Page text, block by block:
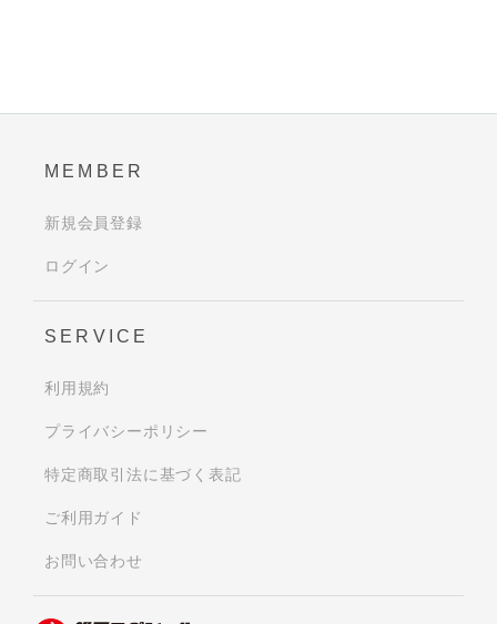
MEMBER
新規会員登録
ログイン
SERVICE
利用規約
プライバシーポリシー
特定商取引法に基づく表記
ご利用ガイド
お問い合わせ